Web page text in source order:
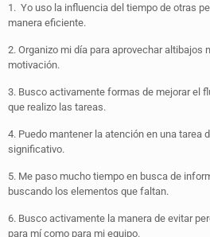
1. Yo uso la influencia del tiempo de otras
manera eficiente.
2. Organizo mi día para aprovechar altibajos
motivación.
3. Busco activamente formas de mejorar el
que realizo las tareas.
4. Puedo mantener la atención en una tarea
significativo.
5. Me paso mucho tiempo en busca de
buscando los elementos que faltan.
6. Busco activamente la manera de evitar
para mí como para mi equipo.